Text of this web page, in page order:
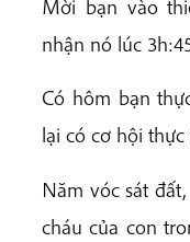
Mời bạn vào
nhận nó lúc
Có hôm bạn
lại có cơ hội
Năm vóc sát
cháu của con